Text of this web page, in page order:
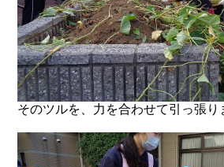
そのツルを、力を合わせて引っ張り